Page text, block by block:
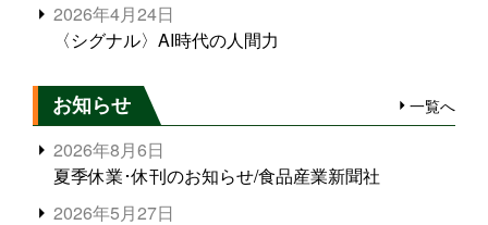
2026年4月24日
〈シグナル〉AI時代の人間力
お知らせ 一覧へ
2026年8月6日
夏季休業･休刊のお知らせ/食品産業新聞社
2026年5月27日